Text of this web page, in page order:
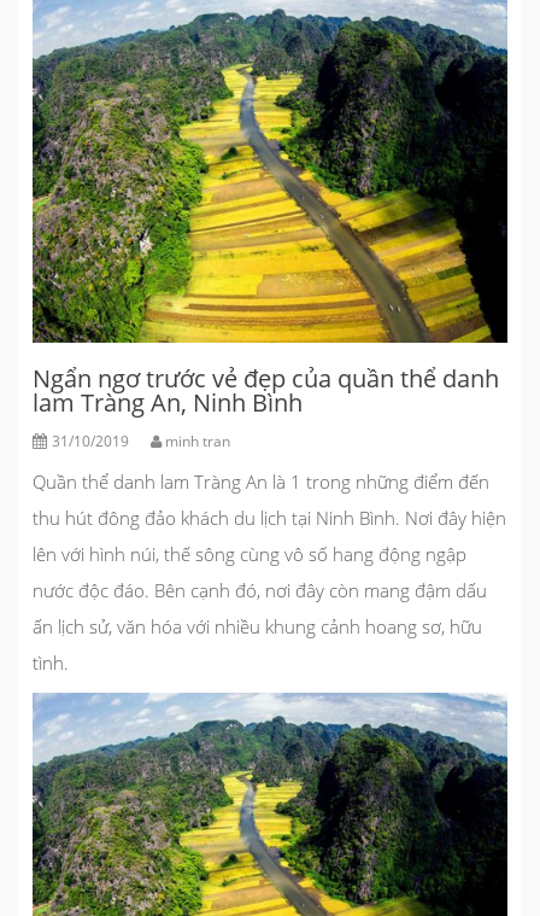
Ngẩn ngơ trước vẻ đẹp của quần thể danh
lam Tràng An, Ninh Bình
31/10/2019 minh tran
Quần thể danh lam Tràng An là 1 trong những điểm đến
thu hút đông đảo khách du lịch tại Ninh Bình. Nơi đây hiện
lên với hình núi, thế sông cùng vô số hang động ngập
nước độc đáo. Bên cạnh đó, nơi đây còn mang đậm dấu
ấn lịch sử, văn hóa với nhiều khung cảnh hoang sơ, hữu
tình.